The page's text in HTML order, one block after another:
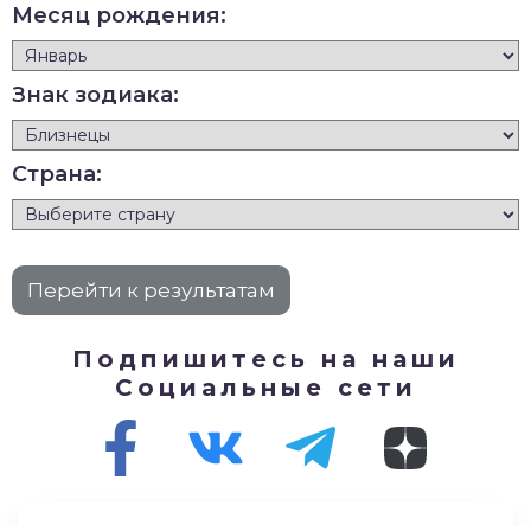
Месяц рождения:
Знак зодиака:
Страна:
Подпишитесь на наши
Социальные сети